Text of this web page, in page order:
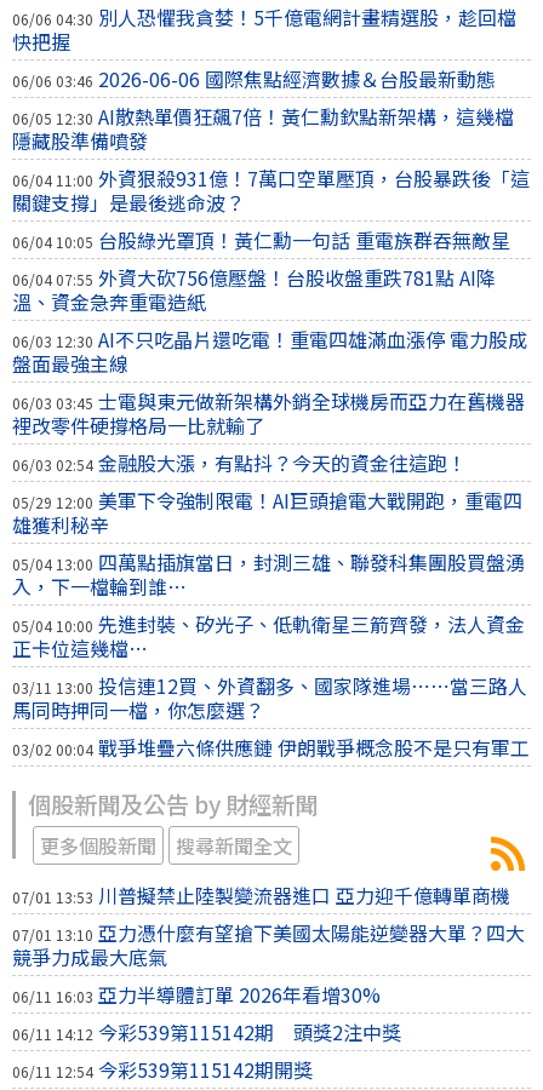
06/06 04:30 別人恐懼我貪婪！5千億電網計畫精選股，趁回檔
快把握
06/06 03:46 2026-06-06 國際焦點經濟數據＆台股最新動態
06/05 12:30 AI散熱單價狂飆7倍！黃仁勳欽點新架構，這幾檔
隱藏股準備噴發
06/04 11:00 外資狠殺931億！7萬口空單壓頂，台股暴跌後「這
關鍵支撐」是最後逃命波？
06/04 10:05 台股綠光罩頂！黃仁勳一句話 重電族群吞無敵星
06/04 07:55 外資大砍756億壓盤！台股收盤重跌781點 AI降
溫、資金急奔重電造紙
06/03 12:30 AI不只吃晶片還吃電！重電四雄滿血漲停 電力股成
盤面最強主線
06/03 03:45 士電與東元做新架構外銷全球機房而亞力在舊機器
裡改零件硬撐格局一比就輸了
06/03 02:54 金融股大漲，有點抖？今天的資金往這跑！
05/29 12:00 美軍下令強制限電！AI巨頭搶電大戰開跑，重電四
雄獲利秘辛
05/04 13:00 四萬點插旗當日，封測三雄、聯發科集團股買盤湧
入，下一檔輪到誰…
05/04 10:00 先進封裝、矽光子、低軌衛星三箭齊發，法人資金
正卡位這幾檔…
03/11 13:00 投信連12買、外資翻多、國家隊進場⋯⋯當三路人
馬同時押同一檔，你怎麼選？
03/02 00:04 戰爭堆疊六條供應鏈 伊朗戰爭概念股不是只有軍工
個股新聞及公告 by 財經新聞
更多個股新聞 搜尋新聞全文
07/01 13:53 川普擬禁止陸製變流器進口 亞力迎千億轉單商機
07/01 13:10 亞力憑什麼有望搶下美國太陽能逆變器大單？四大
競爭力成最大底氣
06/11 16:03 亞力半導體訂單 2026年看增30%
06/11 14:12 今彩539第115142期 頭獎2注中獎
06/11 12:54 今彩539第115142期開獎